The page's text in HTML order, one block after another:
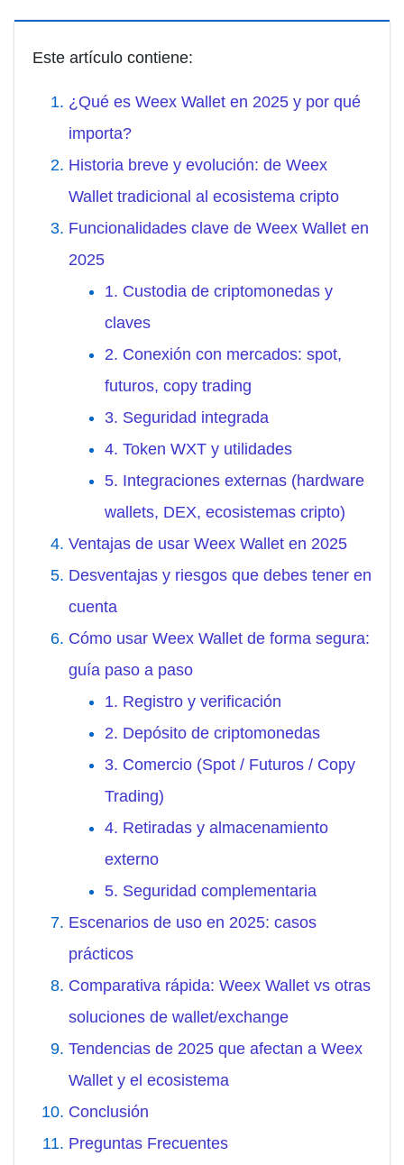
Este artículo contiene:
¿Qué es Weex Wallet en 2025 y por qué
importa?
Historia breve y evolución: de Weex
Wallet tradicional al ecosistema cripto
Funcionalidades clave de Weex Wallet en
2025
1. Custodia de criptomonedas y
claves
2. Conexión con mercados: spot,
futuros, copy trading
3. Seguridad integrada
4. Token WXT y utilidades
5. Integraciones externas (hardware
wallets, DEX, ecosistemas cripto)
Ventajas de usar Weex Wallet en 2025
Desventajas y riesgos que debes tener en
cuenta
Cómo usar Weex Wallet de forma segura:
guía paso a paso
1. Registro y verificación
2. Depósito de criptomonedas
3. Comercio (Spot / Futuros / Copy
Trading)
4. Retiradas y almacenamiento
externo
5. Seguridad complementaria
Escenarios de uso en 2025: casos
prácticos
Comparativa rápida: Weex Wallet vs otras
soluciones de wallet/exchange
Tendencias de 2025 que afectan a Weex
Wallet y el ecosistema
Conclusión
Preguntas Frecuentes